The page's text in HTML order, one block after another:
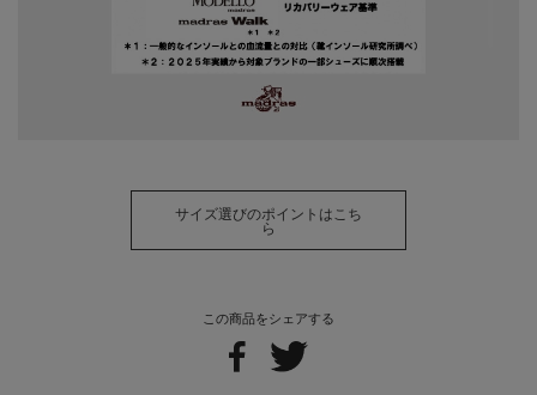
この商品をシェアする
サイズ選びのポイントはこち
ら